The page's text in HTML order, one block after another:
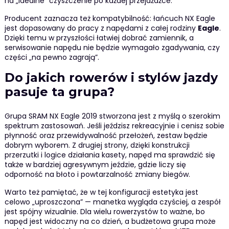
Producent zaznacza też kompatybilność: łańcuch NX Eagle
jest dopasowany do pracy z napędami z całej rodziny Eagle.
Dzięki temu w przyszłości łatwiej dobrać zamiennik, a
serwisowanie napędu nie będzie wymagało zgadywania, czy
części „na pewno zagrają”.
Do jakich rowerów i stylów jazdy
pasuje ta grupa?
Grupa SRAM NX Eagle 2019 stworzona jest z myślą o szerokim
spektrum zastosowań. Jeśli jeździsz rekreacyjnie i cenisz sobie
płynność oraz przewidywalność przełożeń, zestaw będzie
dobrym wyborem. Z drugiej strony, dzięki konstrukcji
przerzutki i logice działania kasety, napęd ma sprawdzić się
także w bardziej agresywnym jeździe, gdzie liczy się
odporność na błoto i powtarzalność zmiany biegów.
Warto też pamiętać, że w tej konfiguracji estetyka jest
celowo „uproszczona” — manetka wygląda czyściej, a zespół
jest spójny wizualnie. Dla wielu rowerzystów to ważne, bo
napęd jest widoczny na co dzień, a budżetowa grupa może